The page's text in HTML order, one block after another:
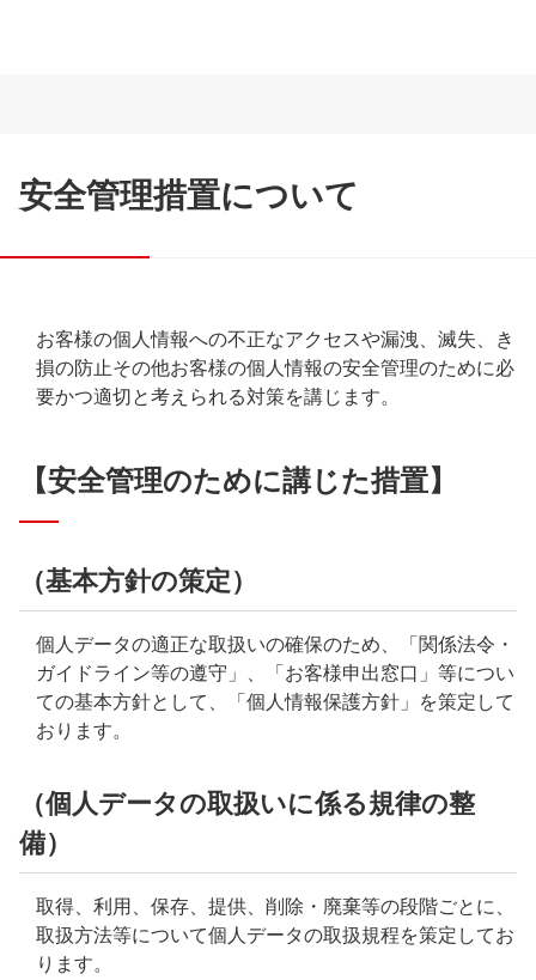
安全管理措置について
お客様の個人情報への不正なアクセスや漏洩、滅失、き
損の防止その他お客様の個人情報の安全管理のために必
要かつ適切と考えられる対策を講じます。
【安全管理のために講じた措置】
（基本方針の策定）
個人データの適正な取扱いの確保のため、「関係法令・
ガイドライン等の遵守」、「お客様申出窓口」等につい
ての基本方針として、「個人情報保護方針」を策定して
おります。
（個人データの取扱いに係る規律の整
備）
取得、利用、保存、提供、削除・廃棄等の段階ごとに、
取扱方法等について個人データの取扱規程を策定してお
ります。